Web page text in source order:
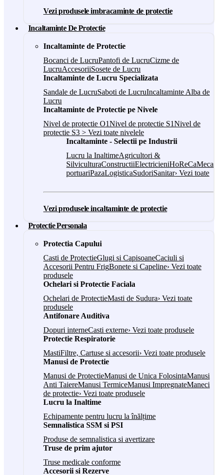
Vezi produsele imbracaminte de protectie
Incaltaminte De Protectie
Incaltaminte de Protectie
Bocanci de LucruPantofi de LucruCizme de
LucruAccesoriiSosete de Lucru
Incaltaminte de Lucru Specializata
Sandale de LucruSaboti de LucruIncaltaminte Alba de
Lucru
Incaltaminte de Protectie pe Nivele
Nivel de protectie O1Nivel de protectie S1Nivel de
protectie S3 > Vezi toate nivelele
Incaltaminte - Selectii pe Industrii
Lucru la InaltimeAgricultori &
SilviculturaConstructiiElectricieniHoReCa
portuariPazaLogisticaSudoriSanitar› Vezi toate
Vezi produsele incaltaminte de protectie
Protectie Personala
Protectia Capului
Casti de ProtectieGlugi si CapisoaneCaciuli si
Accesorii Pentru FrigBonete si Capeline› Vezi toate
produsele
Ochelari si Protectie Faciala
Ochelari de ProtectieMasti de Sudura› Vezi toate
produsele
Antifonare Auditiva
Dopuri interneCasti externe› Vezi toate produsele
Protectie Respiratorie
MastiFiltre, Cartuse si accesorii› Vezi toate produsele
Manusi de Protectie
Manusi de ProtectieManusi de Unica FolosintaManusi
Anti TaiereManusi TermiceManusi ImpregnateManeci
de protectie› Vezi toate produsele
Lucru la Inaltime
Echipamente pentru lucru la înălțime
Semnalistica SSM si PSI
Produse de semnalistica si avertizare
Truse de prim ajutor
Truse medicale conforme
Accesorii si Rezerve